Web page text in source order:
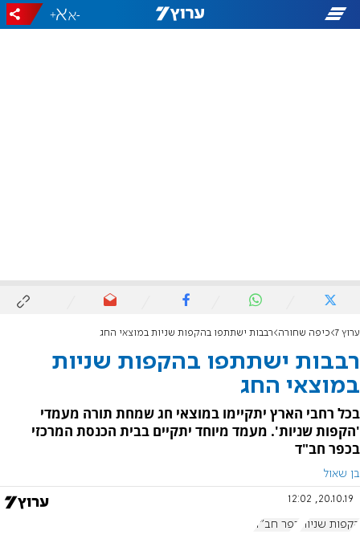
-
+
ערוץ 7 כיפה שחורה רבבות ישתתפו בהקפות שניות במוצאי החג
רבבות ישתתפו בהקפות שניות
במוצאי החג
בכל רחבי הארץ יתקיימו במוצאי חג שמחת תורה מעמדי
'הקפות שניות'. מעמד מיוחד יתקיים בבית הכנסת המרכזי
בכפר חב"ד
בן שאול
20.10.19, 12:02
הקפות שניות כפר חב"ד